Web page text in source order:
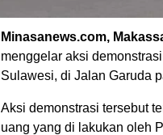
Minasanews.com,
menggelar aksi
Sulawesi, di Jalan Garuda
Aksi demonstrasi tersebut
uang yang di lakukan oleh